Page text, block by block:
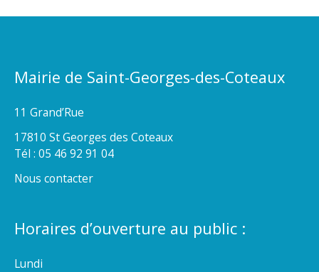
Mairie de Saint-Georges-des-Coteaux
11 Grand’Rue
17810 St Georges des Coteaux
Tél : 05 46 92 91 04
Nous contacter
Horaires d’ouverture au public :
Lundi